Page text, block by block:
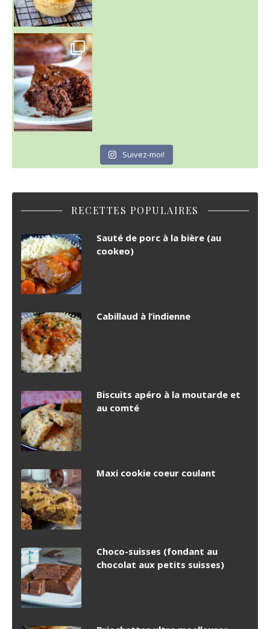
~ GÂTEAU FONDANT CHOCO NOISETTE ~
C'est lundi
Suivez-moi!
RECETTES POPULAIRES
Sauté de porc à la bière (au
cookeo)
Cabillaud à l’indienne
Biscuits apéro à la moutarde et
au comté
Maxi cookie coeur coulant
Choco-suisses (fondant au
chocolat aux petits suisses)